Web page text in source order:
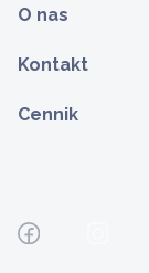
O nas
Kontakt
Cennik